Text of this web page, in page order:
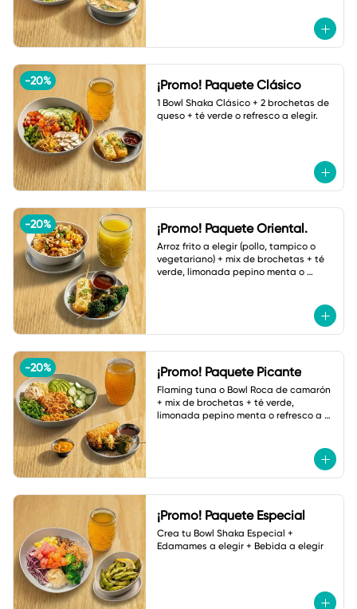
-20% ¡Promo! Paquete Clásico
1 Bowl Shaka Clásico + 2 brochetas de
queso + té verde o refresco a elegir.
-20% ¡Promo! Paquete Oriental.
Arroz frito a elegir (pollo, tampico o
vegetariano) + mix de brochetas + té
verde, limonada pepino menta o
-20% ¡Promo! Paquete Picante
Flaming tuna o Bowl Roca de camarón
+ mix de brochetas + té verde,
limonada pepino menta o refresco a
¡Promo! Paquete Especial
Crea tu Bowl Shaka Especial +
Edamames a elegir + Bebida a elegir